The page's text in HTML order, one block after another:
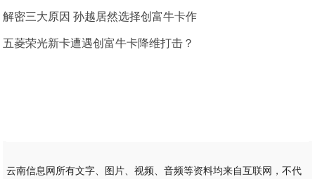
解密三大原因 孙越居然选择创富牛卡作
五菱荣光新卡遭遇创富牛卡降维打击？
云南信息网所有文字、图片、视频、音频等资料均来自互联网，不代